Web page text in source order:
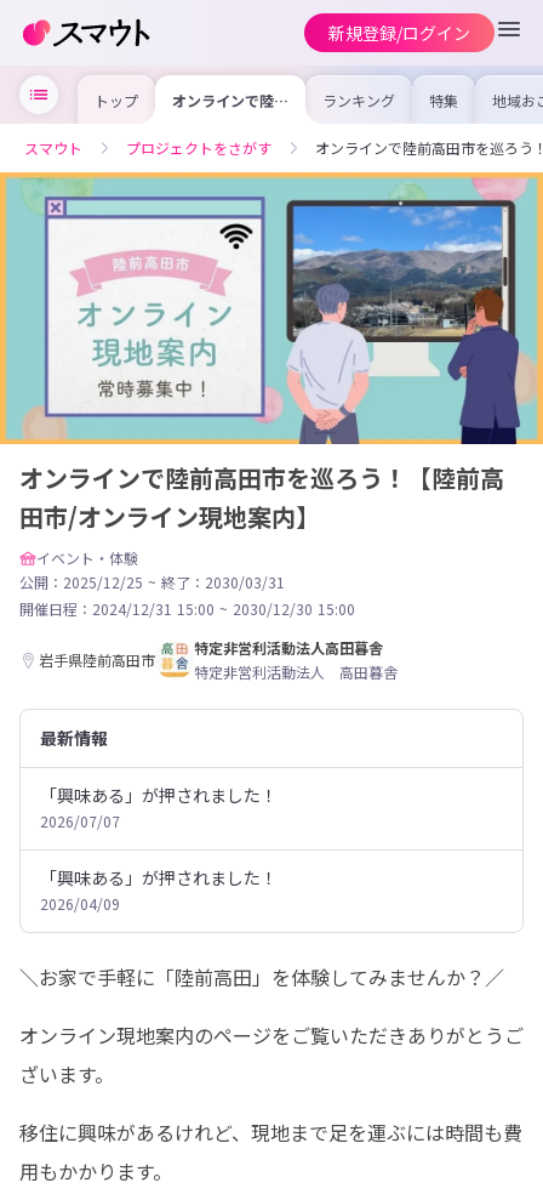
新規登録/ログイン
トップ オンラインで陸前
高田市を巡ろう！
ンライン現地案
内】
ランキング 特集 地域お
の求
を集め
事内容
を比較
合った
けよう
スマウト プロジェクトをさがす オンラインで陸前高田市を巡ろ
オンラインで陸前高田市を巡ろう！【陸前高
田市/オンライン現地案内】
イベント・体験
公開：2025/12/25 ~ 終了：2030/03/31
開催日程： 2024/12/31 15:00 ~ 2030/12/30 15:00
岩手県陸前高田市
特定非営利活動法人高田暮舎
特定非営利活動法人 高田暮舎
最新情報
「興味ある」が押されました！
2026/07/07
「興味ある」が押されました！
2026/04/09
＼お家で手軽に「陸前高田」を体験してみませんか？／
オンライン現地案内のページをご覧いただきありがとうご
ざいます。
移住に興味があるけれど、現地まで足を運ぶには時間も費
用もかかります。